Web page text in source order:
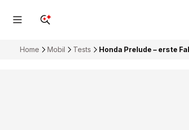
Home Mobil Tests Honda Prelude – erste